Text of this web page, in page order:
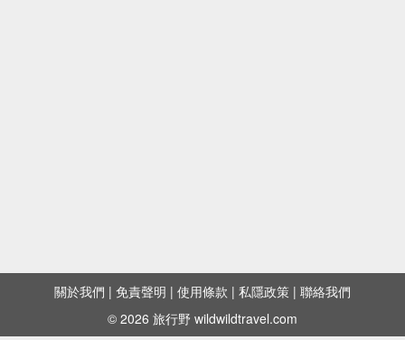
關於我們 | 免責聲明 | 使用條款 | 私隱政策 | 聯絡我們
© 2026 旅行野 wildwildtravel.com